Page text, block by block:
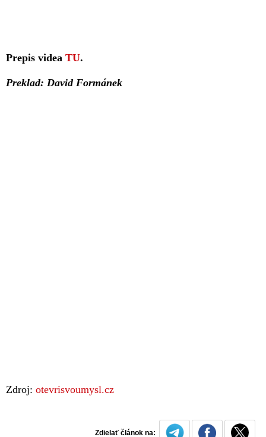
Prepis videa TU.
Preklad: David Formánek
Zdroj: otevrisvoumysl.cz
Zdielať článok na: